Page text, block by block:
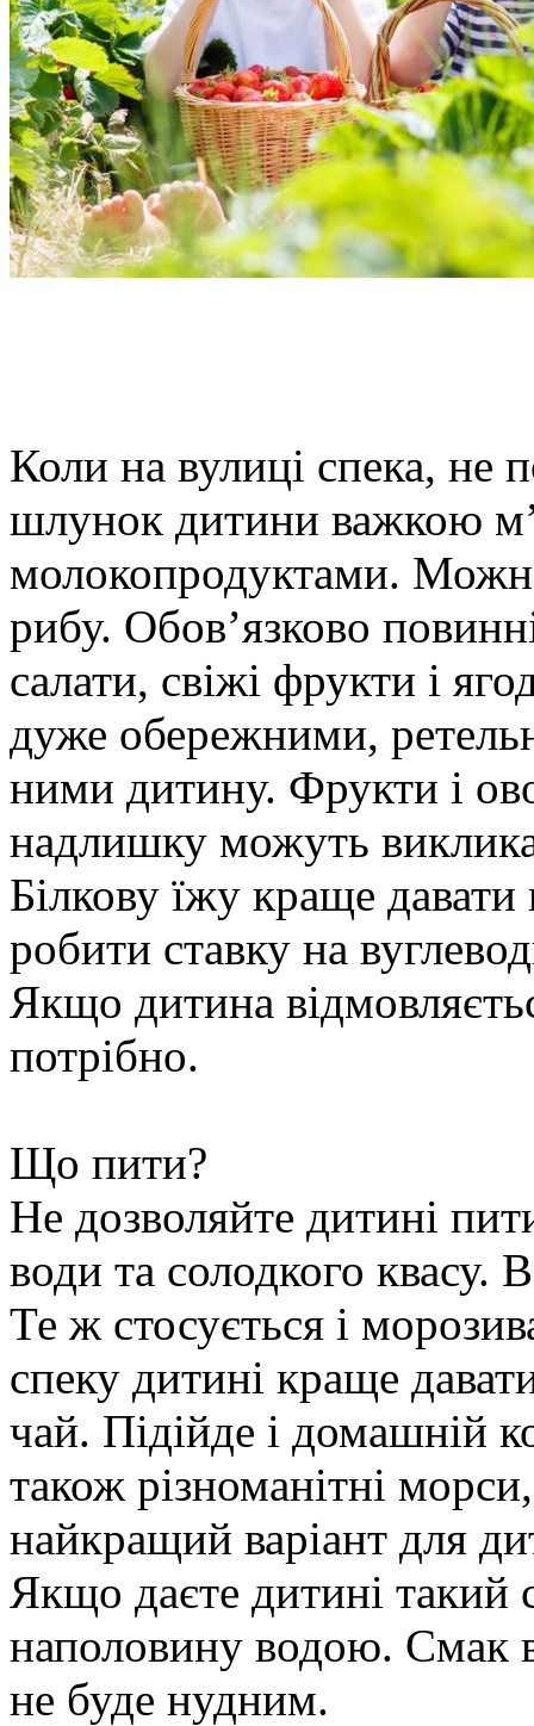
Коли на вулиці спека, не
шлунок дитини важкою
молокопродуктами.
рибу. Обов’язково
салати, свіжі фрукти і
дуже обережними,
ними дитину. Фрукти і
надлишку можуть
Білкову їжу краще давати
робити ставку на
Якщо дитина
потрібно.
Що пити?
Не дозволяйте дитині
води та солодкого
Те ж стосується і
спеку дитині краще
чай. Підійде і домашній
також різноманітні
найкращий варіант для
Якщо даєте дитині такий
наполовину водою. Смак
не буде нудним.